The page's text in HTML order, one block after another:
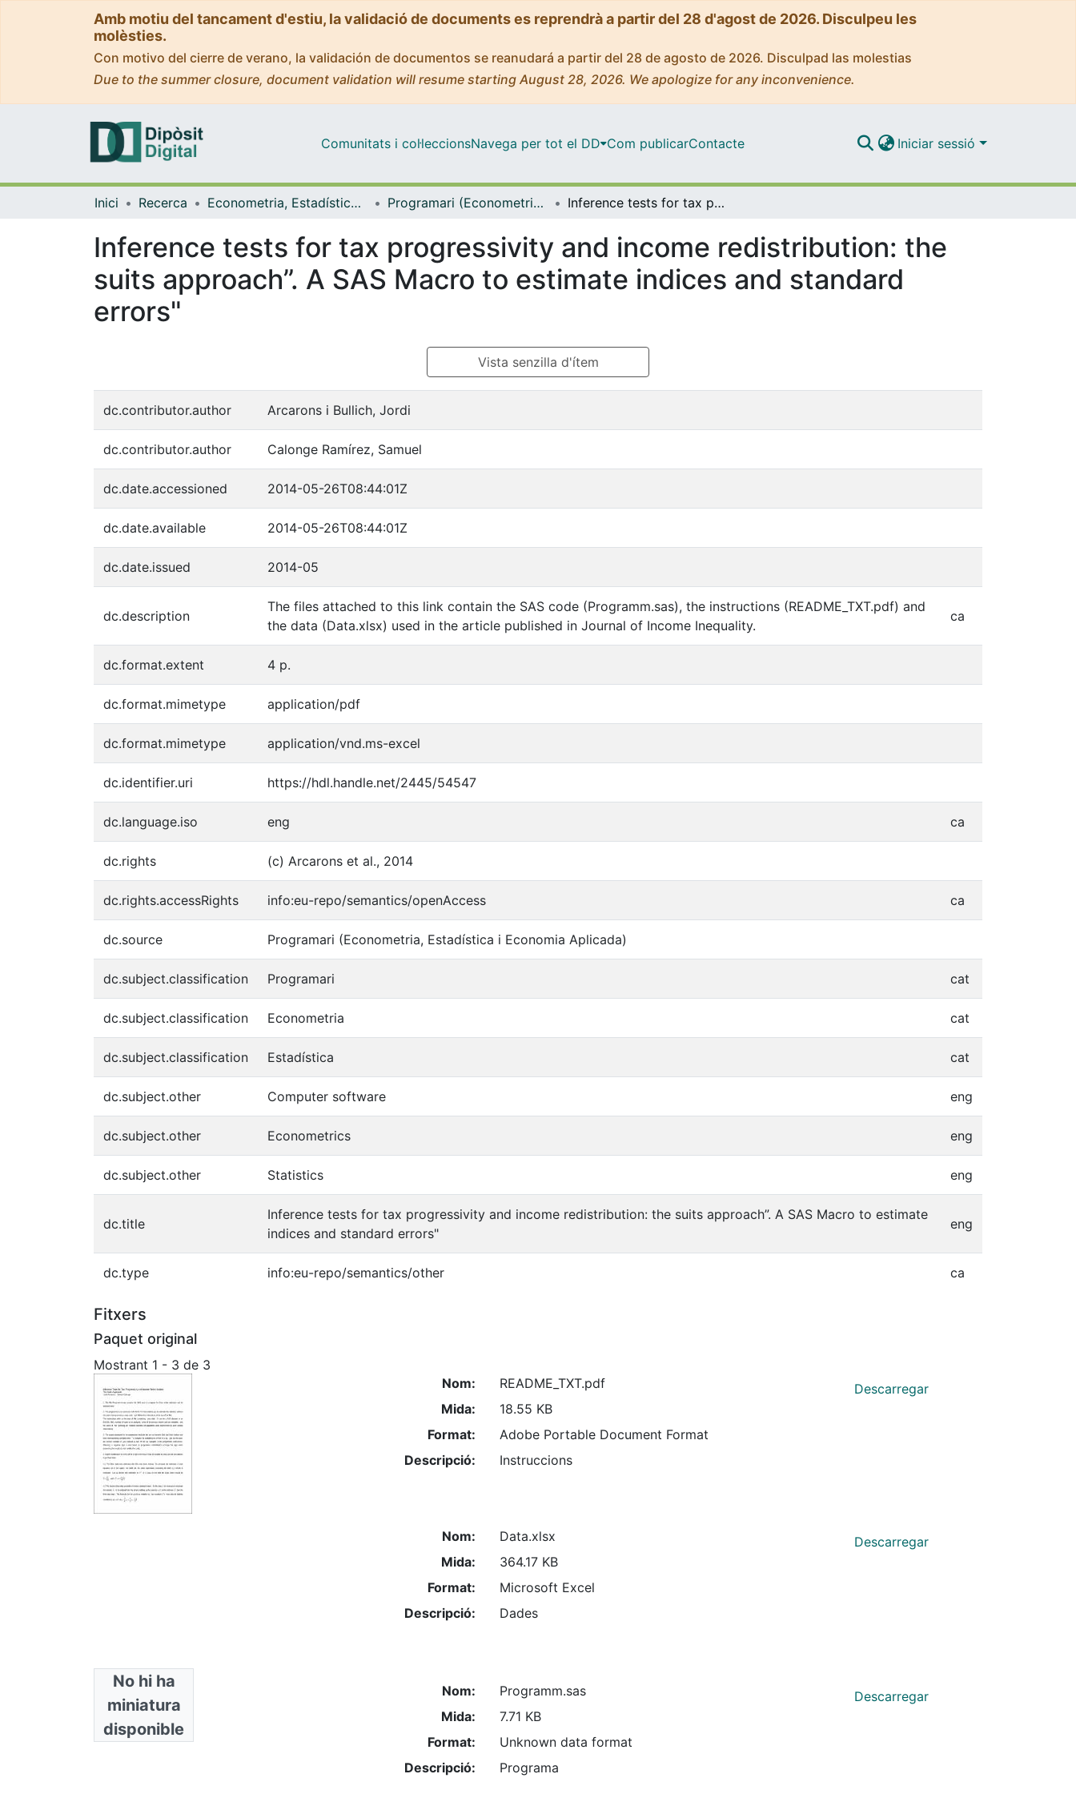
Amb motiu del tancament d'estiu, la validació de documents es reprendrà a partir del 28 d'agost de 2026. Disculpeu les
molèsties.
Con motivo del cierre de verano, la validación de documentos se reanudará a partir del 28 de agosto de 2026. Disculpad las molestias
Due to the summer closure, document validation will resume starting August 28, 2026. We apologize for any inconvenience.
Comunitats i col·leccionsNavega per tot el DD Com publicarContacte Iniciar sessió
Inici Recerca Econometria, Estadística i Economia Aplicada Programari (Econometria, Estadística i Economia Aplicada) Inference tests for tax progressivity and income redistribution: the suits approach”. A SAS Macro to estimate indices and standard errors"
Inference tests for tax progressivity and income redistribution: the
suits approach”. A SAS Macro to estimate indices and standard
errors"
Vista senzilla d'ítem
dc.contributor.author Arcarons i Bullich, Jordi
dc.contributor.author Calonge Ramírez, Samuel
dc.date.accessioned 2014-05-26T08:44:01Z
dc.date.available 2014-05-26T08:44:01Z
dc.date.issued 2014-05
dc.description
The files attached to this link contain the SAS code (Programm.sas), the instructions (README_TXT.pdf) and
the data (Data.xlsx) used in the article published in Journal of Income Inequality.
ca
dc.format.extent 4 p.
dc.format.mimetype application/pdf
dc.format.mimetype application/vnd.ms-excel
dc.identifier.uri https://hdl.handle.net/2445/54547
dc.language.iso eng ca
dc.rights (c) Arcarons et al., 2014
dc.rights.accessRights info:eu-repo/semantics/openAccess ca
dc.source Programari (Econometria, Estadística i Economia Aplicada)
dc.subject.classification Programari cat
dc.subject.classification Econometria cat
dc.subject.classification Estadística cat
dc.subject.other Computer software eng
dc.subject.other Econometrics eng
dc.subject.other Statistics eng
dc.title
Inference tests for tax progressivity and income redistribution: the suits approach”. A SAS Macro to estimate
indices and standard errors"
eng
dc.type info:eu-repo/semantics/other ca
Fitxers
Paquet original
Mostrant 1 - 3 de 3
Nom:
README_TXT.pdf
Mida:
18.55 KB
Format:
Adobe Portable Document Format
Descripció:
Instruccions
Descarregar
No hi ha
miniatura
disponible
Nom:
Data.xlsx
Mida:
364.17 KB
Format:
Microsoft Excel
Descripció:
Dades
Descarregar
Nom:
Programm.sas
Mida:
7.71 KB
Format:
Unknown data format
Descripció:
Programa
Descarregar